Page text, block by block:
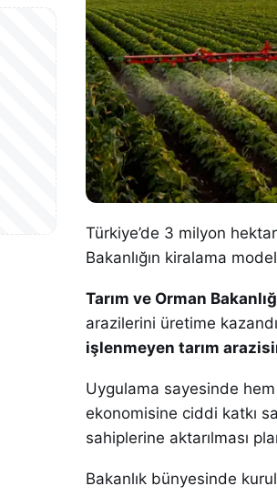
Türkiye’de 3 milyon
Bakanlığın kiralama
Tarım ve Orman
arazilerini üretime
işlenmeyen tarım
Uygulama sayesinde
ekonomisine ciddi katkı
sahiplerine aktarılması
Bakanlık bünyesinde